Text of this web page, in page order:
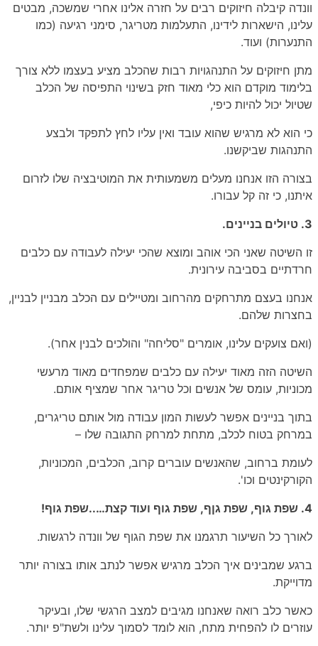
וונדה קיבלה חיזוקים רבים על חזרה אלינו אחרי שמשכה, מבטים
עלינו, הישארות לידינו, התעלמות מטריגר, סימני רגיעה (כמו
התנערות) ועוד.
מתן חיזוקים על התנהגויות רבות שהכלב מציע בעצמו ללא צורך
בלימוד מוקדם הוא כלי מאוד חזק בשינוי התפיסה של הכלב
שטיול יכול להיות כיפי,
כי הוא לא מרגיש שהוא עובד ואין עליו לחץ לתפקד ולבצע
התנהגות שביקשנו.
בצורה הזו אנחנו מעלים משמעותית את המוטיבציה שלו לזרום
איתנו, כי זה קל עבורו.
3. טיולים בניינים.
זו השיטה שאני הכי אוהב ומוצא שהכי יעילה לעבודה עם כלבים
חרדתיים בסביבה עירונית.
אנחנו בעצם מתרחקים מהרחוב ומטיילים עם הכלב מבניין לבניין,
בחצרות שלהם.
(ואם צועקים עלינו, אומרים "סליחה" והולכים לבנין אחר).
השיטה הזה מאוד יעילה עם כלבים שמפחדים מאוד מרעשי
מכוניות, עומס של אנשים וכל טריגר אחר שמציף אותם.
בתוך בניינים אפשר לעשות המון עבודה מול אותם טריגרים,
במרחק בטוח לכלב, מתחת למרחק התגובה שלו –
לעומת ברחוב, שהאנשים עוברים קרוב, הכלבים, המכוניות,
הקורקינטים וכו'.
4. שפת גוף, שפת גןף, שפת גוף ועוד קצת…..שפת גוף!
לאורך כל השיעור תרגמנו את שפת הגוף של וונדה לרגשות.
ברגע שמבינים איך הכלב מרגיש אפשר לנתב אותו בצורה יותר
מדוייקת.
כאשר כלב רואה שאנחנו מגיבים למצב הרגשי שלו, ובעיקר
עוזרים לו להפחית מתח, הוא לומד לסמוך עלינו ולשת"פ יותר.